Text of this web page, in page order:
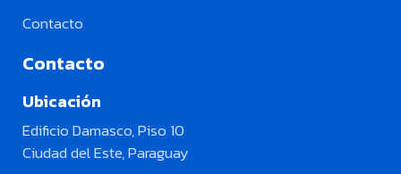
Contacto
Contacto
Ubicación
Edificio Damasco, Piso 10
Ciudad del Este, Paraguay